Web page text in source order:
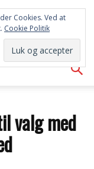
valg med
Cookies. Ved at
Cookie Politik